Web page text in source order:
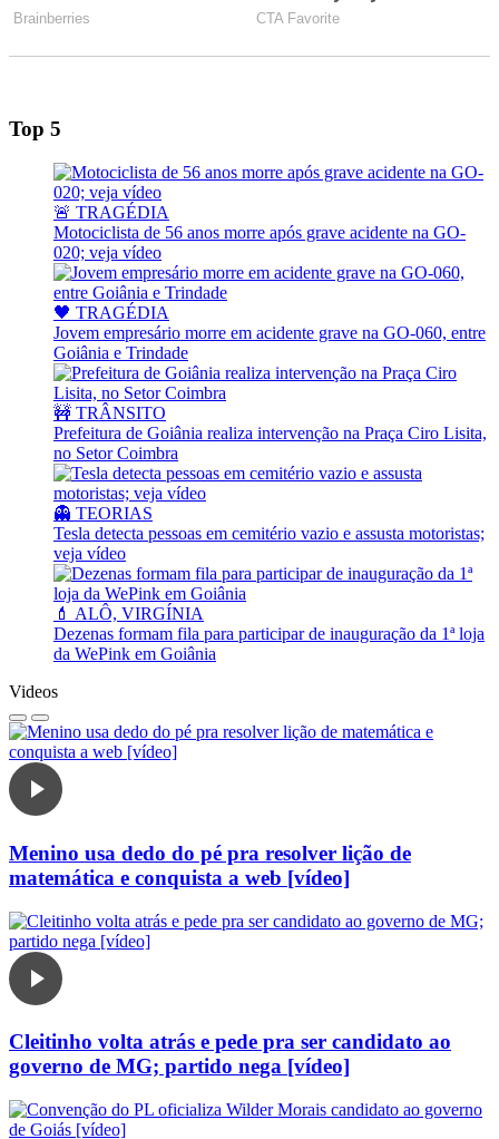
Top 5
🚨 TRAGÉDIA
Motociclista de 56 anos morre após grave acidente na GO-
020; veja vídeo
🖤 TRAGÉDIA
Jovem empresário morre em acidente grave na GO-060, entre
Goiânia e Trindade
🚧 TRÂNSITO
Prefeitura de Goiânia realiza intervenção na Praça Ciro Lisita,
no Setor Coimbra
👻 TEORIAS
Tesla detecta pessoas em cemitério vazio e assusta motoristas;
veja vídeo
💄 ALÔ, VIRGÍNIA
Dezenas formam fila para participar de inauguração da 1ª loja
da WePink em Goiânia
Videos
Menino usa dedo do pé pra resolver lição de
matemática e conquista a web [vídeo]
Cleitinho volta atrás e pede pra ser candidato ao
governo de MG; partido nega [vídeo]